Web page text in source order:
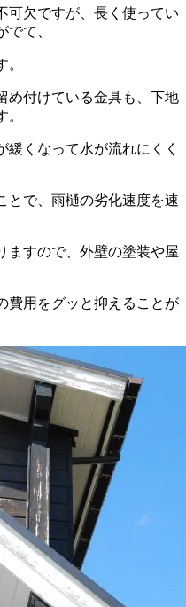
可欠ですが、長く使ってい
て、
め付けている金具も、下地
くなって水が流れにくく
とで、雨樋の劣化速度を速
ますので、外壁の塗装や屋
費用をグッと抑えることが